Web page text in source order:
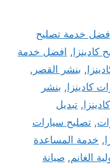
خدمة تصليح
, افضل خدمة
, بنشر القصر ,
كادينزا, بنشر
, تبديل
, تصليح سيارات
, خدمة المساعدة
الغانم, صيانة